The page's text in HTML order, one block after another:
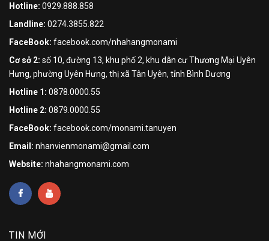
Hotline: 0929.888.858
Landline: 0274.3855.822
FaceBook: facebook.com/nhahangmonami
Cơ sở 2: số 10, đường 13, khu phố 2, khu dân cư Thương Mại Uyên
Hưng, phường Uyên Hưng, thị xã Tân Uyên, tỉnh Bình Dương
Hotline 1: 0878.0000.55
Hotline 2: 0879.0000.55
FaceBook: facebook.com/monami.tanuyen
Email: nhanvienmonami@gmail.com
Website: nhahangmonami.com
TIN MỚI